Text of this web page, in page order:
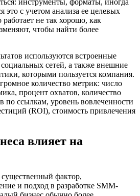
это с учетом анализа ее целевых
работает не так хорошо, как
чтобы найти более
используются встроенные
сетей, а также внешние
которыми пользуется компания.
количество метрик: число
процент охватов, количество
по ссылкам, уровень вовлеченности
(ROI), стоимость привлечения
влияет на
фактор,
и подход в разработке SMM-